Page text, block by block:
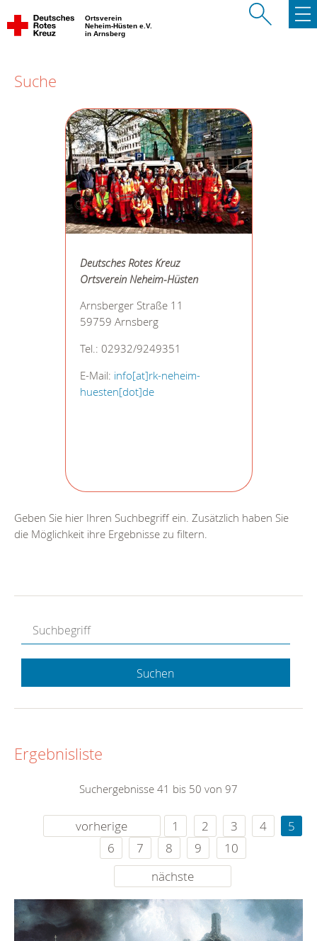
Ortsverein
Neheim-Hüsten e.V.
in Arnsberg
Suche
Deutsches Rotes Kreuz
Ortsverein Neheim-Hüsten
Arnsberger Straße 11
59759 Arnsberg
Tel.: 02932/9249351
E-Mail: info[at]rk-neheim-
huesten[dot]de
Geben Sie hier Ihren Suchbegriff ein. Zusätzlich haben Sie
die Möglichkeit ihre Ergebnisse zu filtern.
Suchen
Ergebnisliste
Suchergebnisse 41 bis 50 von 97
vorherige 1 2 3 4
5
6
7 8 9
10
nächste